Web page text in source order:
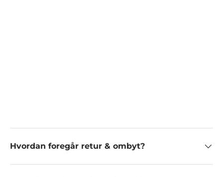
Hvordan foregår retur & ombyt?